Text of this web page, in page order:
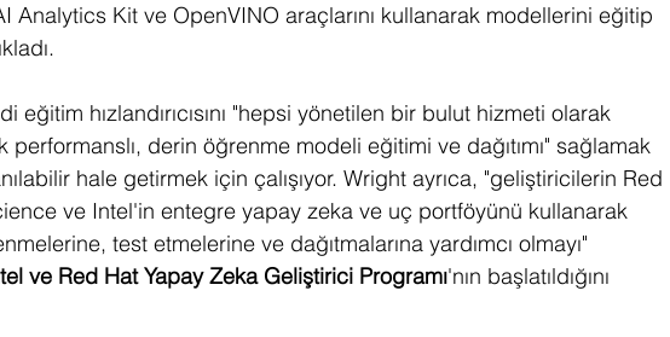
Analytics Kit ve OpenVINO araçlarını kullanarak modellerini eğitip
eğitim hızlandırıcısını "hepsi yönetilen bir bulut hizmeti olarak
derin öğrenme modeli eğitimi ve dağıtımı" sağlamak
hale getirmek için çalışıyor. Wright ayrıca, "geliştiricilerin Red
ve Intel'in entegre yapay zeka ve uç portföyünü kullanarak
test etmelerine ve dağıtmalarına yardımcı olmayı"
ve Red Hat Yapay Zeka Geliştirici Programı'nın başlatıldığını